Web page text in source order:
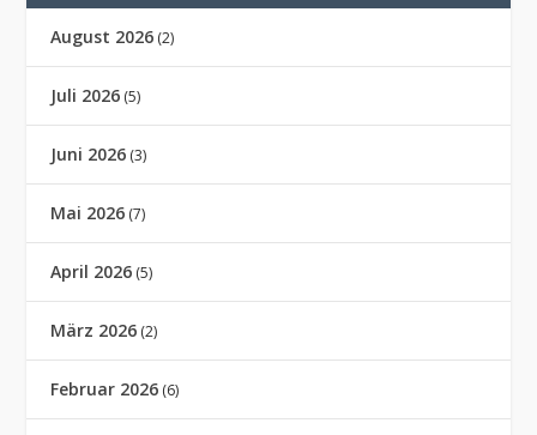
August 2026 (2)
Juli 2026 (5)
Juni 2026 (3)
Mai 2026 (7)
April 2026 (5)
März 2026 (2)
Februar 2026 (6)